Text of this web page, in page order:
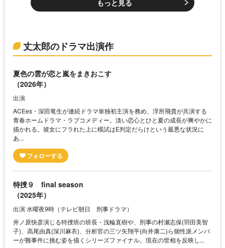
もっと見る
丈太郎のドラマ出演作
夏色の雲が恋と嵐をまきおこす
（2026年）
出演
ACEes・深田竜生が連続ドラマ単独初主演を務め、浮所飛貴が共演する
青春ホームドラマ・ラブコメディー。淡い恋心とひと夏の成長が爽やかに
描かれる。彼女にフラれた上に模試はE判定だらけという最悪な状況に
あ...
特捜９ final season
（2025年）
出演 水曜夜9時（テレビ朝日 刑事ドラマ）
井ノ原快彦演じる特捜班の班長・浅輪直樹や、刑事の村瀬志保(羽田美智
子)、高尾由真(深川麻衣)、分析官の三ツ矢翔平(向井康二)ら個性派メンバ
ーが難事件に挑む姿を描くシリーズファイナル。現在の世相を反映し...